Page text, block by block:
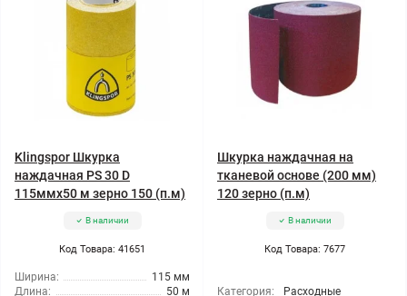
Klingspor Шкурка
наждачная PS 30 D
115ммx50 м зерно 150 (п.м)
В наличии
Код Товара: 41651
Ширина:
115 мм
Длина:
50 м
Шкурка наждачная на
тканевой основе (200 мм)
120 зерно (п.м)
В наличии
Код Товара: 7677
Категория:
Расходные